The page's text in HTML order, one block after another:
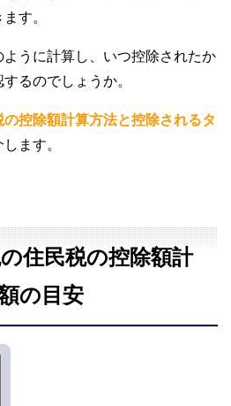
す。
うに計算し、いつ控除されたか
るのでしょうか。
の控除額計算方法と控除されるタ
ます。
住民税の控除額計
の目安